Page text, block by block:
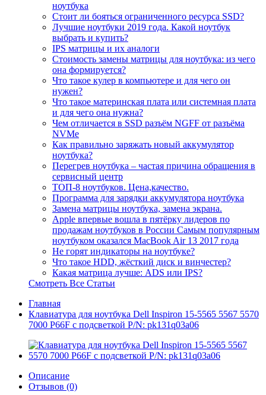
ноутбука
Стоит ли бояться ограниченного ресурса SSD?
Лучшие ноутбуки 2019 года. Какой ноутбук
выбрать и купить?
IPS матрицы и их аналоги
Стоимость замены матрицы для ноутбука: из чего
она формируется?
Что такое кулер в компьютере и для чего он
нужен?
Что такое материнская плата или системная плата
и для чего она нужна?
Чем отличается в SSD разъём NGFF от разъёма
NVMe
Как правильно заряжать новый аккумулятор
ноутбука?
Перегрев ноутбука – частая причина обращения в
сервисный центр
ТОП-8 ноутбуков. Цена,качество.
Программа для зарядки аккумулятора ноутбука
Замена матрицы ноутбука, замена экрана.
Apple впервые вошла в пятёрку лидеров по
продажам ноутбуков в России Самым популярным
ноутбуком оказался MacBook Air 13 2017 года
Не горят индикаторы на ноутбуке?
Что такое HDD, жёсткий диск и винчестер?
Какая матрица лучше: ADS или IPS?
Смотреть Все Статьи
Главная
Клавиатура для ноутбука Dell Inspiron 15-5565 5567 5570
7000 P66F с подсветкой P/N: pk131q03a06
Описание
Отзывов (0)